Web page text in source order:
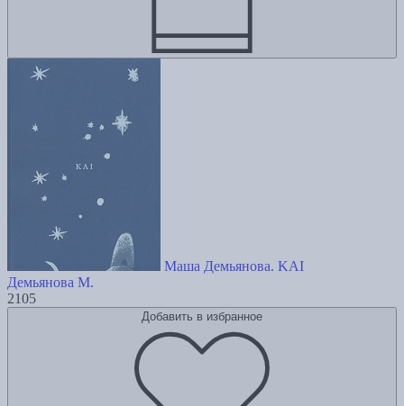
Маша Демьянова. KAI
Демьянова М.
2105
Добавить в избранное